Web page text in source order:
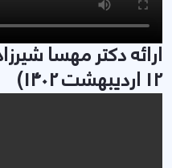
ارائه دکتر مهسا
12 اردیبهشت 1402)